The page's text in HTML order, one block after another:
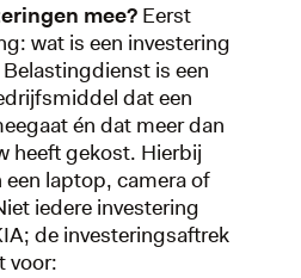
mee? Eerst
wat is een investering
is een
dat een
én dat meer dan
heeft gekost. Hierbij
een laptop, camera of
iedere investering
de investeringsaftrek
voor: